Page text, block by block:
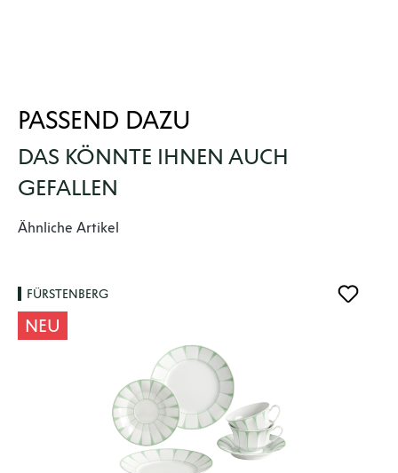
PASSEND DAZU
DAS KÖNNTE IHNEN AUCH
GEFALLEN
Produktgalerie überspringen
Ähnliche Artikel
FÜRSTENBERG
NEU